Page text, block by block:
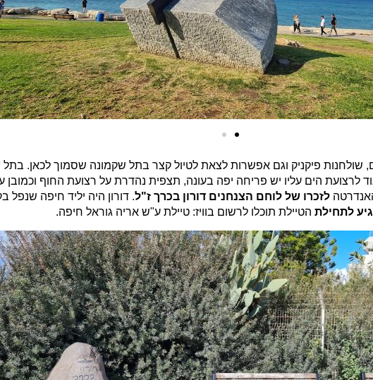
שולחנות פיקניק וגם אפשרות לצאת לטיול קצר בתל שקמונה שסמוך לכאן.
לזכרו של לוחם הצנחנים דורון בכרך ז"ל. דורון היה יליד חיפה
לתחילת הטיילת תוכלו לרשום בוויז: טיילת ע"ש אריה גוראל חיפה.